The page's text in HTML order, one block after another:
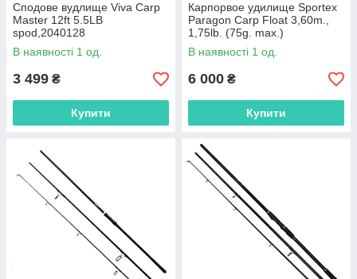
Сподове вудлище Viva Carp
Master 12ft 5.5LB
spod,2040128
В наявності 1 од.
3 499 ₴
Купити
Карпорвое удилище Sportex
Paragon Carp Float 3,60m.,
1,75lb. (75g. max.)
В наявності 1 од.
6 000 ₴
Купити